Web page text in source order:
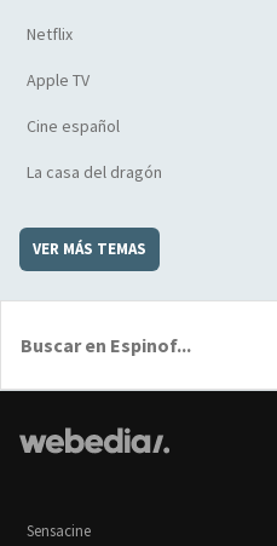
Netflix
Apple TV
Cine español
La casa del dragón
VER MÁS TEMAS
Sensacine